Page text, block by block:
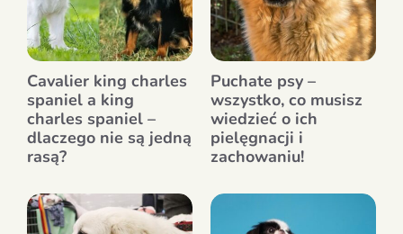
Cavalier king charles
spaniel a king
charles spaniel –
dlaczego nie są jedną
rasą?
Puchate psy –
wszystko, co musisz
wiedzieć o ich
pielęgnacji i
zachowaniu!